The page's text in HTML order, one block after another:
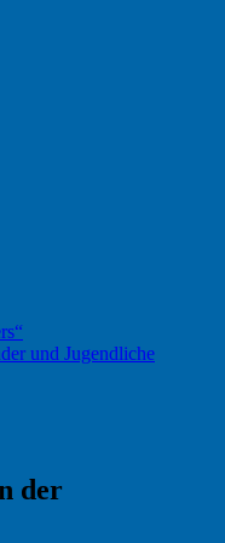
und Jugendliche
der